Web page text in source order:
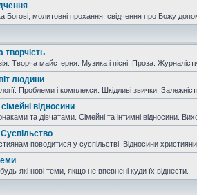
Богові, молитовні прохання, свідчення про Божу
творчість
Творча майстерня. Музика і пісні. Проза.
людини
Проблеми і комплекси. Шкідливі звички.
відносини
та дівчатами. Сімейні та інтимні відносини.
поводитися у суспільстві. Відносини
які нові теми, якщо не впевнені куди їх віднести.